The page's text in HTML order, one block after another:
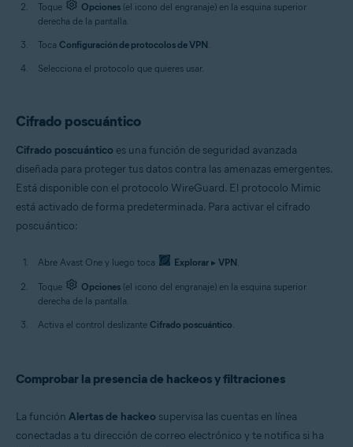
Toque Opciones (el icono del engranaje) en la esquina superior
derecha de la pantalla.
Toca Configuración de protocolos de VPN.
Selecciona el protocolo que quieres usar.
Cifrado poscuántico
Cifrado poscuántico es una función de seguridad avanzada
diseñada para proteger tus datos contra las amenazas emergentes.
Está disponible con el protocolo WireGuard. El protocolo Mimic
está activado de forma predeterminada. Para activar el cifrado
poscuántico:
Abre Avast One y luego toca Explorar ▸ VPN.
Toque Opciones (el icono del engranaje) en la esquina superior
derecha de la pantalla.
Activa el control deslizante Cifrado poscuántico.
Comprobar la presencia de hackeos y filtraciones
La función Alertas de hackeo supervisa las cuentas en línea
conectadas a tu dirección de correo electrónico y te notifica si ha